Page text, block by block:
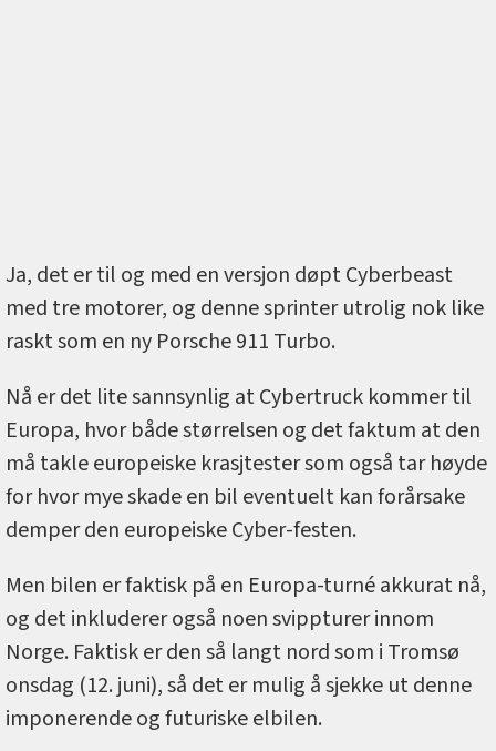
Ja, det er til og med en versjon døpt Cyberbeast
med tre motorer, og denne sprinter utrolig nok like
raskt som en ny Porsche 911 Turbo.
Nå er det lite sannsynlig at Cybertruck kommer til
Europa, hvor både størrelsen og det faktum at den
må takle europeiske krasjtester som også tar høyde
for hvor mye skade en bil eventuelt kan forårsake
demper den europeiske Cyber-festen.
Men bilen er faktisk på en Europa-turné akkurat nå,
og det inkluderer også noen svippturer innom
Norge. Faktisk er den så langt nord som i Tromsø
onsdag (12. juni), så det er mulig å sjekke ut denne
imponerende og futuriske elbilen.